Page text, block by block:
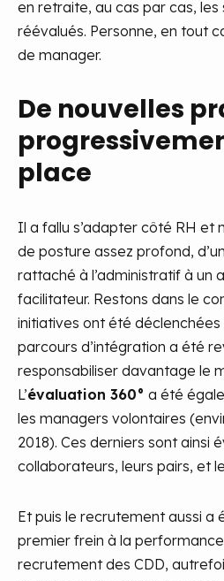
en retraite, au cas par cas,
réévalués. Personne, en tout
de manager.
De nouvelles
place
Il a fallu s’adapter côté RH et
de posture assez profond,
rattaché à l’administratif à un
facilitateur. Restons dans le
initiatives ont été déclenchées
parcours d’intégration a été
responsabiliser davantage le
L’évaluation 360° a été
les managers volontaires
2018). Ces derniers sont ainsi
collaborateurs, leurs pairs, et
Et puis le recrutement aussi a
premier frein à la
recrutement des CDD,